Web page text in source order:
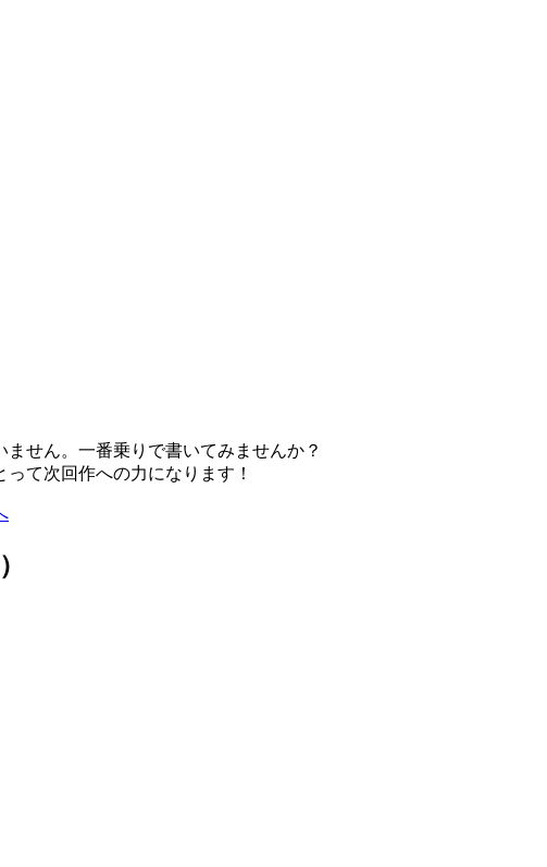
せん。一番乗りで書いてみませんか？
て次回作への力になります！